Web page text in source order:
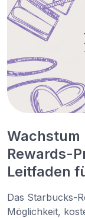
Wachstum
Rewards-
Leitfaden
Das Starbucks-
Möglichkeit,